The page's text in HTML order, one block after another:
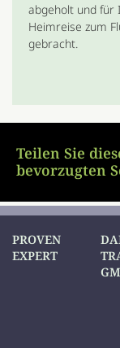
abgeholt und für
Heimreise zum
gebracht.
Teilen Sie
bevorzugten
PROVEN
EXPERT